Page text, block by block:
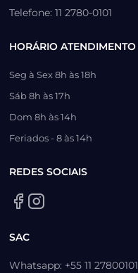
Telefone: 11 2780-0101
HORÁRIO ATENDIMENTO
Seg à Sex 8h às 18h
Sáb 8h às 17h
Dom 8h às 14h
Feriados - 8 às 14h
REDES SOCIAIS
SAC
Whatsapp: +55 11 27800101